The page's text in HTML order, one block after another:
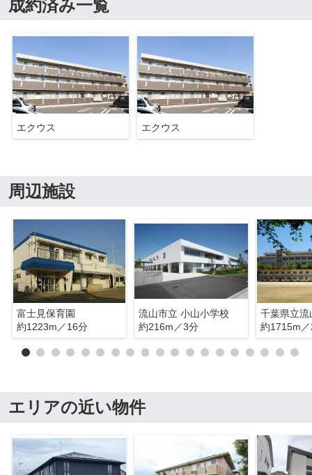
成約済み一覧
エクウス エクウス
周辺施設
富士見保育園
約1223m／16分
流山市立 小山小学校
約216m／3分
約1715m
エリアの近い物件